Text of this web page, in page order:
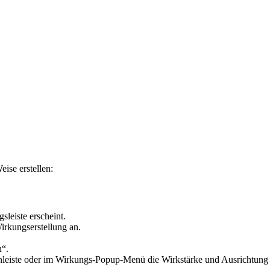
erstellen:
erscheint.
an.
oder im Wirkungs-Popup-Menü die Wirkstärke und Ausrichtung